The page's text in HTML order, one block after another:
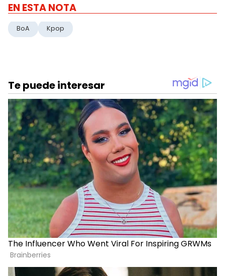
EN ESTA NOTA
BoA Kpop